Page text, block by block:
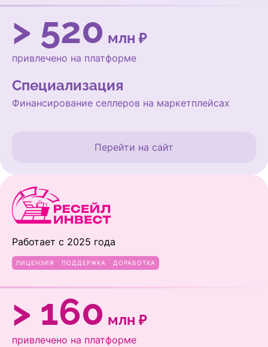
Перейти на сайт
> 520 млн ₽
привлечено на платформе
Специализация
Финансирование селлеров на маркетплейсах
Работает с 2025 года
ЛИЦЕНЗИЯ ПОДДЕРЖКА ДОРАБОТКА
> 160 млн ₽
привлечено на платформе